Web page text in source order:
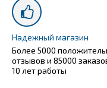
Надежный магазин
Более 5000
отзывов и 85000
10 лет работы